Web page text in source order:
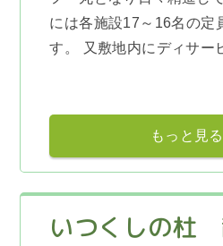
には各施設17～16名の定
す。 又敷地内にディサー
もっと見る
いつくしの杜